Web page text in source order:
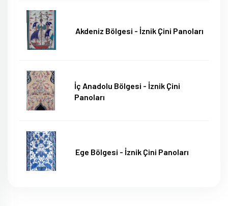
Akdeniz Bölgesi - İznik Çini Panoları
İç Anadolu Bölgesi - İznik Çini
Panoları
Ege Bölgesi - İznik Çini Panoları